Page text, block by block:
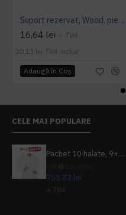
Suport rezervat, Wood, piele PU interior/exterior, lavabila, maro
16,64 lei + TVA
20,13 lei TVA inclus
Adaugă în Coş
CELE MAI POPULARE
Pachet 10 halate, 9+1 gratuit
755,82 lei
+ TVA